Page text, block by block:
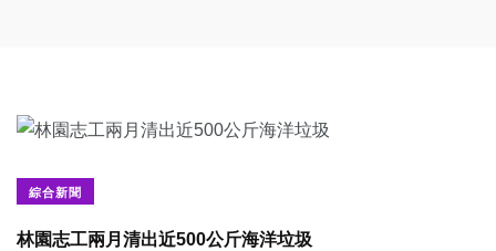
綜合新聞
林園志工兩月清出近500公斤海洋垃圾